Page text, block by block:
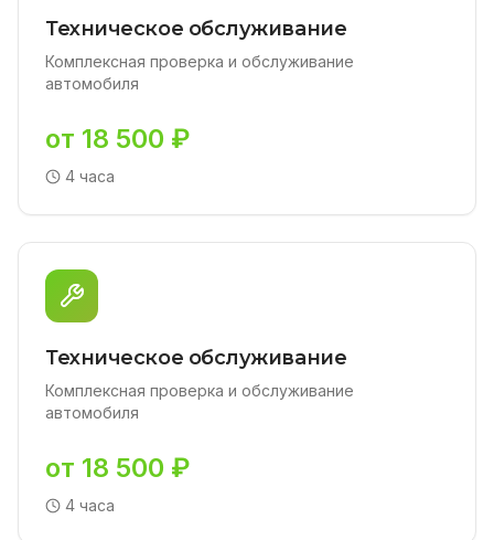
Техническое обслуживание
Комплексная проверка и обслуживание
автомобиля
от 18 500 ₽
4 часа
Техническое обслуживание
Комплексная проверка и обслуживание
автомобиля
от 18 500 ₽
4 часа